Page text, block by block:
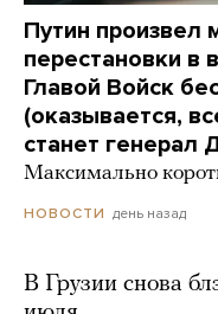
Путин произвел
перестановки в
Главой Войск
(оказывается,
станет генерал
Максимально
НОВОСТИ день назад
В Грузии снова